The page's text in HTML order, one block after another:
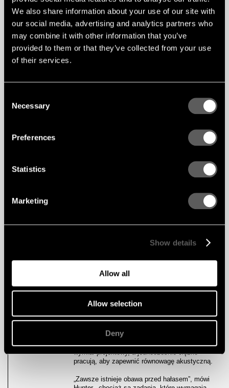
We also share information about your use of our site with
our social media, advertising and analytics partners who
may combine it with other information that you’ve
provided to them or that they’ve collected from your use
of their services.
Selection
Necessary
Preferences
Statistics
Marketing
Show details
Allow all
Allow selection
Deny
stworzeniu atrakcyjnej i płynnej przestrzeni
Kompozycja paneli za i na biurku
informacyjnym została zaprojektowana w
trójkątnej elewacji od podłogi do sufitu i jest
zrealizowana w pięknej pastelowej zieleni.
zainstalowane w różnych częściach projektu:
żebra z forniru brzozowego nadają dodatkowy
wymiar projektowy, a jednocześnie ciężko
pracują, aby zapewnić równowagę akustyczną.
„Zawsze istnieje obawa przed hałasem”, mówi